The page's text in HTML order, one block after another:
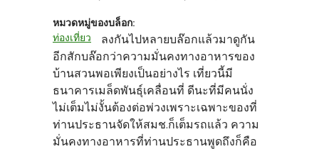
หมวดหมู่ของบล็อก:
ท่องเที่ยว
ลงกันไปหลายบล๊อกแล้วมาดูกัน
อีกสักบล๊อกว่าความมั่นคงทางอาหารของ
บ้านสวนพอเพียงเป็นอย่างไร เที่ยวนี้มี
ธนาคารเมล็ดพันธุ์เคลื่อนที่ ดีนะที่มีคนนั่ง
ไม่เต็มไม่งั้นต้องต่อพ่วงเพราะเฉพาะของที่
ท่านประธานจัดให้สมช.ก็เต็มรถแล้ว ความ
มั่นคงทางอาหารที่ท่านประธานพูดถึงก็คือ